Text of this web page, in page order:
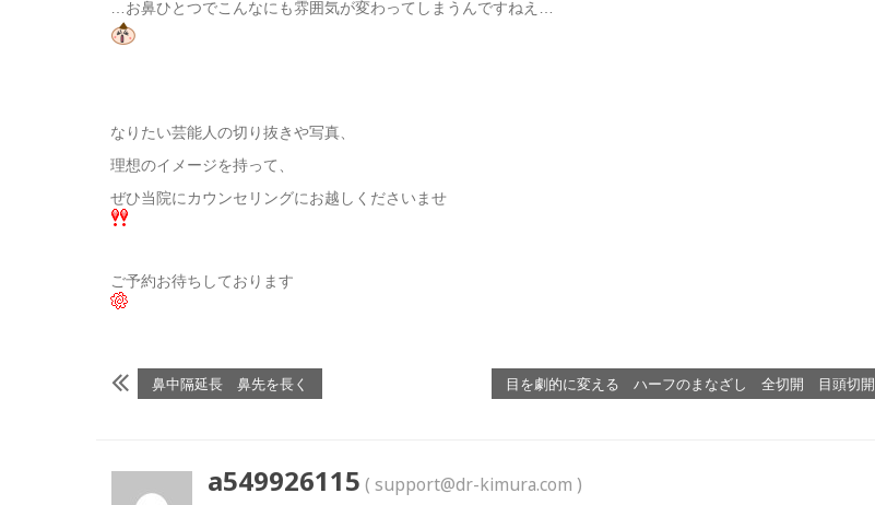
…お鼻ひとつでこんなにも雰囲気が変わってしまうんですねえ…
なりたい芸能人の切り抜きや写真、
理想のイメージを持って、
ぜひ当院にカウンセリングにお越しくださいませ
ご予約お待ちしております
鼻中隔延長 鼻先を長く 目を劇的に変える ハーフのまなざし 全切開 目頭切開
a549926115 ( support@dr-kimura.com )